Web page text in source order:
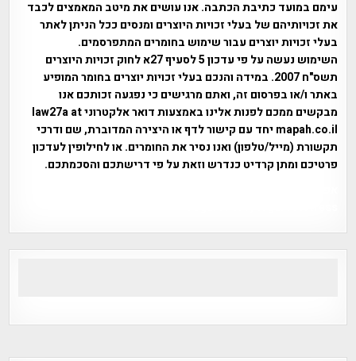
עימם במועד כתיבת הכתבה. אנו עושים את מיטב המאמצים לכבד
את זכויותיהם של בעלי זכויות היוצרים ומנסים ככל הניתן לאתר
בעלי זכויות יוצרים עבור שימוש בחומרים המתפרסמים.
השימוש נעשה על פי עדכון 5 לסעיף 27א לחוק זכויות היוצרים
תשס"ח 2007. במידה והנכם בעלי זכויות יוצרים בחומר המופיע
באתר ו/או בפרסום זה, ואתם מרגישים כי נפגעה זכותכם אנו
מבקשים ממכם לפנות אלינו באמצעות דואר אלקטרוני law27a at
mapah.co.il יחד עם קישור לדף או היצירה המדוברת, שם ודרכי
תקשורת (מייל/טלפון) ואנו נסיר את החומרים. או לחילופין לעדכון
פרטיכם ומתן קרדיט כנדרש וזאת על פי דרישתכם והסכמתכם.